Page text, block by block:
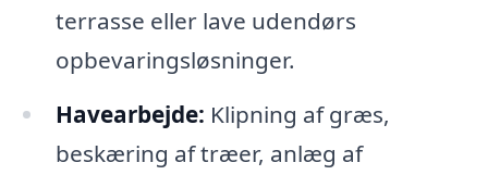
terrasse eller lave udendørs
opbevaringsløsninger.
Havearbejde: Klipning af græs,
beskæring af træer, anlæg af